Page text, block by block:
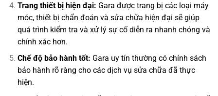
Trang thiết bị hiện đại: Gara được trang bị các loại máy
móc, thiết bị chẩn đoán và sửa chữa hiện đại sẽ giúp
quá trình kiểm tra và xử lý sự cố diễn ra nhanh chóng và
chính xác hơn.
Chế độ bảo hành tốt: Gara uy tín thường có chính sách
bảo hành rõ ràng cho các dịch vụ sửa chữa đã thực
hiện.